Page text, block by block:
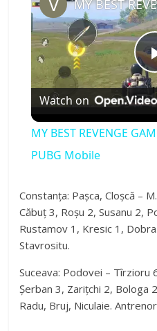
Watch on
MY BEST REVENGE
PUBG Mobile
Constanța: Pașca, Cloșcă –
Căbuț 3, Roșu 2, Susanu 2,
Rustamov 1, Kresic 1,
Stavrositu.
Suceava: Podovei – Tîrzioru
Șerban 3, Zarițchi 2, Bologa
Radu, Bruj, Niculaie.